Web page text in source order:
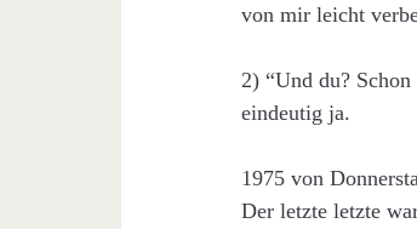
von mir leicht
2) “Und du?
eindeutig ja.
1975 von
Der letzte letzte